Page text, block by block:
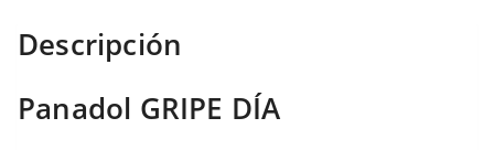
Descripción
Panadol GRIPE DÍA